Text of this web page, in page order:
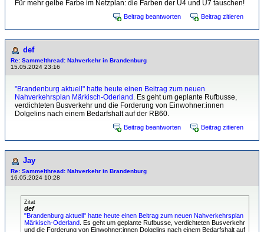
Für mehr gelbe Farbe im Netzplan: die Farben der U4 und U7 tauschen!
Beitrag beantworten Beitrag zitieren
def
Re: Sammelthread: Nahverkehr in Brandenburg
15.05.2024 23:16
"Brandenburg aktuell" hatte heute einen Beitrag zum neuen
Nahverkehrsplan Märkisch-Oderland . Es geht um geplante Rufbusse,
verdichteten Busverkehr und die Forderung von Einwohner:innen
Dolgelins nach einem Bedarfshalt auf der RB60.
Beitrag beantworten Beitrag zitieren
Jay
Re: Sammelthread: Nahverkehr in Brandenburg
16.05.2024 10:28
Zitat
def
"Brandenburg aktuell" hatte heute einen Beitrag zum neuen Nahverkehrsplan
Märkisch-Oderland . Es geht um geplante Rufbusse, verdichteten Busverkehr
und die Forderung von Einwohner:innen Dolgelins nach einem Bedarfshalt auf